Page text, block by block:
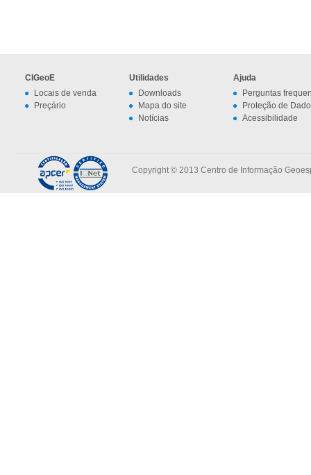
CIGeoE
Locais de venda
Preçário
Utilidades
Downloads
Mapa do site
Notícias
Ajuda
Perguntas
Proteção de
Acessibilidade
Copyright © 2013 Centro de Informação